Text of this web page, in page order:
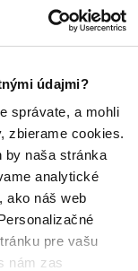
údajmi?
správate, a mohli
zbierame cookies.
by naša stránka
analytické
ako náš web
pre vašu
nám zas
pro vás.
Napsala ji žena,
máme však už iba
ponáhľajte sa!
do 31 dní.